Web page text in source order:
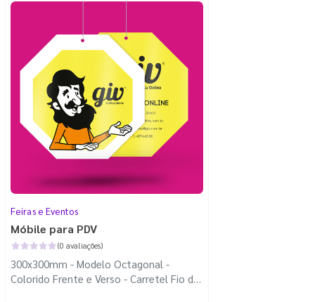
Feiras e Eventos
Móbile para PDV
(0 avaliações)
300x300mm - Modelo Octagonal -
Colorido Frente e Verso - Carretel Fio de